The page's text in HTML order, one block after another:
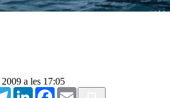
a les 17:05
TelegramLinkedInFacebook
Email